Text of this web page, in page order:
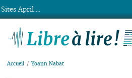
Accueil Yoann Nabat
Sites April ...